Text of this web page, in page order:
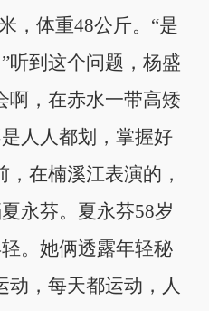
体重48公斤。“是
听到这个问题，杨盛
啊，在赤水一带高矮
人人都划，掌握好
在楠溪江表演的，
永芬。夏永芬58岁
。她俩透露年轻秘
动，每天都运动，人